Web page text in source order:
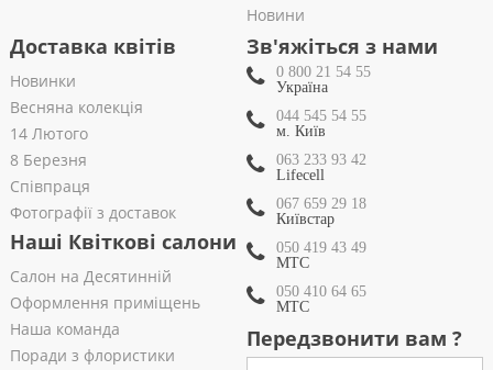
Новини
Доставка квітів
Новинки
Весняна колекція
14 Лютого
8 Березня
Співпраця
Фотографії з доставок
Наші Квіткові салони
Салон на Десятинній
Оформлення приміщень
Наша команда
Поради з флористики
Зв'яжіться з нами
0 800 21 54 55
Україна
044 545 54 55
м. Київ
063 233 93 42
Lifecell
067 659 29 18
Київстар
050 419 43 49
МТС
050 410 64 65
МТС
Передзвонити вам ?